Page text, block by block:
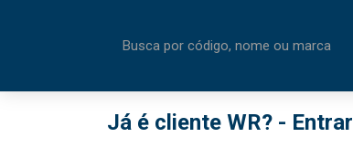
Já é cliente WR? - Entrar